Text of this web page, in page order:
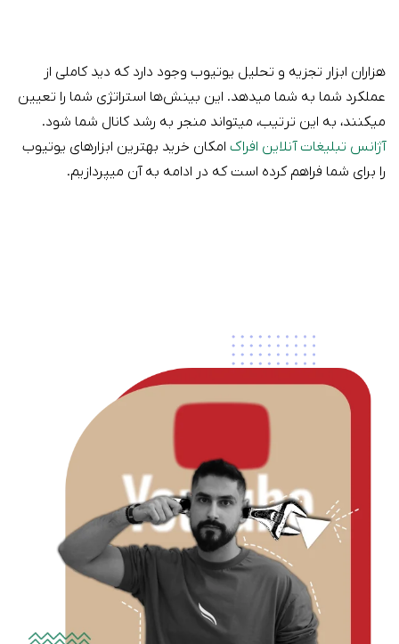
هزاران ابزار تجزیه و تحلیل یوتیوب وجود دارد که دید کاملی از
عملکرد شما به شما میدهد. این بینش‌ها استراتژی شما را تعیین
میکنند، به این ترتیب، میتواند منجر به رشد کانال شما شود.
آژانس تبلیغات آنلاین افراک امکان خرید بهترین ابزارهای یوتیوب
را برای شما فراهم کرده است که در ادامه به آن میپردازیم.